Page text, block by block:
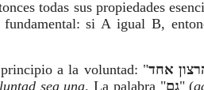
todas sus propiedades
si A igual B,
a la voluntad: "אחד
sea una. La palabra "גם" (